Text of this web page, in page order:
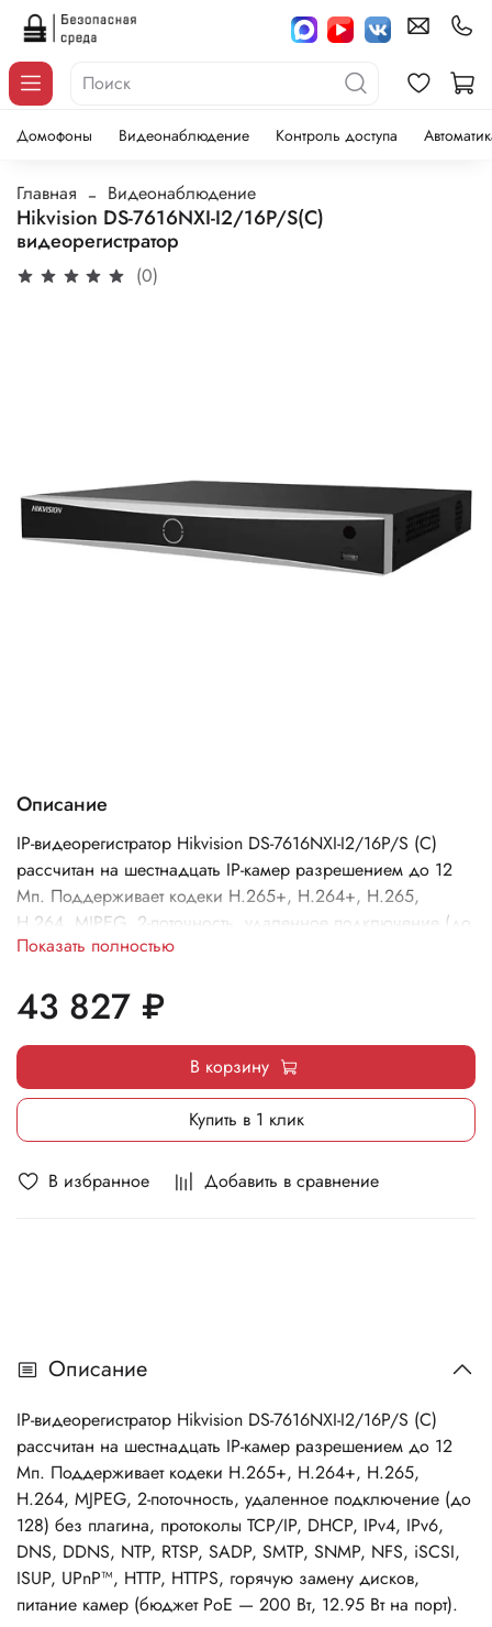
Домофоны Видеонаблюдение Контроль доступа
Главная Видеонаблюдение
Hikvision DS-7616NXI-I2/16P/S(C)
видеорегистратор
(0)
В избранное Добавить в сравнение
Описание
IP-видеорегистратор Hikvision DS-7616NXI-I2/16P/S (C)
рассчитан на шестнадцать IP-камер разрешением до 12
Мп. Поддерживает кодеки H.265+, H.264+, H.265,
H.264, MJPEG, 2-поточность, удаленное подключение (до
128) без плагина, протоколы TCP/IP, DHCP, IPv4, IPv6,
ISUP, UPnP™, HTTP, HTTPS, горячую замену дисков,
питание камер (бюджет PoE — 200 Вт, 12.95 Вт на порт).
Показать полностью
43 827 ₽
В корзину
Купить в 1 клик
Описание
IP-видеорегистратор Hikvision DS-7616NXI-I2/16P/S (C)
рассчитан на шестнадцать IP-камер разрешением до 12
Мп. Поддерживает кодеки H.265+, H.264+, H.265,
H.264, MJPEG, 2-поточность, удаленное подключение (до
128) без плагина, протоколы TCP/IP, DHCP, IPv4, IPv6,
DNS, DDNS, NTP, RTSP, SADP, SMTP, SNMP, NFS, iSCSI,
ISUP, UPnP™, HTTP, HTTPS, горячую замену дисков,
питание камер (бюджет PoE — 200 Вт, 12.95 Вт на порт).